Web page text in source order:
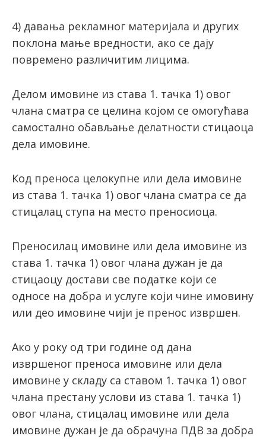
4) давања рекламног материјала и других
поклона мање вредности, ако се дају
повремено различитим лицима.
Делом имовине из става 1. тачка 1) овог
члана сматра се целина којом се омогућава
самостално обављање делатности стицаоца
дела имовине.
Код преноса целокупне или дела имовине
из става 1. тачка 1) овог члана сматра се да
стицалац ступа на место преносиоца.
Преносилац имовине или дела имовине из
става 1. тачка 1) овог члана дужан је да
стицаоцу достави све податке који се
односе на добра и услуге који чине имовину
или део имовине чији је пренос извршен.
Ако у року од три године од дана
извршеног преноса имовине или дела
имовине у складу са ставом 1. тачка 1) овог
члана престану услови из става 1. тачка 1)
овог члана, стицалац имовине или дела
имовине дужан је да обрачуна ПДВ за добра